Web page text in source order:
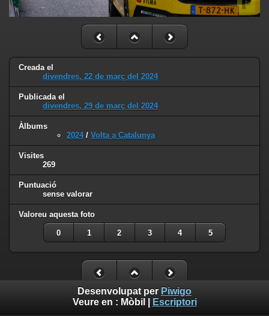
Creada el
divendres, 22 de març del 2024
Publicada el
divendres, 29 de març del 2024
Àlbums
2024/ Volta a Catalunya
Visites
269
Puntuació
sense valorar
Valoreu aquesta foto
0 1 2 3 4 5
Desenvolupat per Piwigo
Veure en : Mòbil Escriptori